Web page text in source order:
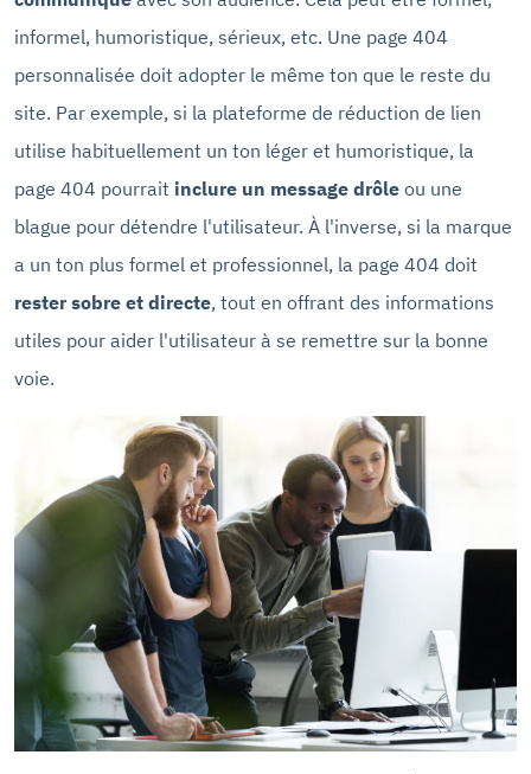
informel, humoristique, sérieux, etc. Une page 404
personnalisée doit adopter le même ton que le reste du
site. Par exemple, si la plateforme de réduction de lien
utilise habituellement un ton léger et humoristique, la
page 404 pourrait inclure un message drôle ou une
blague pour détendre l'utilisateur. À l'inverse, si la marque
a un ton plus formel et professionnel, la page 404 doit
rester sobre et directe, tout en offrant des informations
utiles pour aider l'utilisateur à se remettre sur la bonne
voie.